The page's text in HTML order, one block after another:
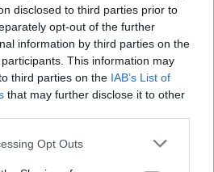
disclosed to third parties prior to
opt-out of the further
information by third parties on the
participants. This information may
third parties on the IAB’s List of
that may further disclose it to other
app uses one or more Google
Opt Outs
Szabadtéri Játékok
járvány miatt a Dóm
mondaniuk.